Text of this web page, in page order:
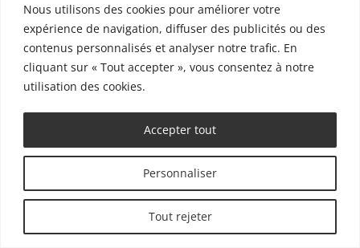
Nous utilisons des cookies pour améliorer votre
expérience de navigation, diffuser des publicités ou des
contenus personnalisés et analyser notre trafic. En
cliquant sur « Tout accepter », vous consentez à notre
utilisation des cookies.
Personnaliser
Tout rejeter
Accepter tout
Il n’existe pas de prompt viral unique. En
revanche, les formulations partagées
reprennent presque toujours les mêmes
éléments :
une vue de face du personnage ;
plusieurs expressions faciales ;
plusieurs poses ;
les tenues et accessoires ;
une palette de couleurs ;
des annotations ou fiches descriptives.
Étude 2026
Professionnels du contenu : votre
Partagez votre retour d’expérience sur votre usage de l'IA
en 3 minutes et recevez un pack de prompts premium en